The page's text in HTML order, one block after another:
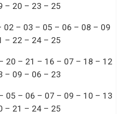
– 20 – 23 – 25
– 03 – 05 – 06 – 08 – 09
– 22 – 24 – 25
20 – 21 – 16 – 07 – 18 – 12
– 09 – 06 – 23
05 – 06 – 07 – 09 – 10 – 13
– 21 – 24 – 25